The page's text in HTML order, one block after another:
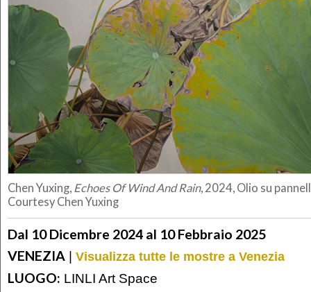
Chen Yuxing, Echoes Of Wind And Rain, 2024, Olio su
Courtesy Chen Yuxing
Dal 10 Dicembre 2024 al 10 Febbraio 2025
VENEZIA | Visualizza tutte le mostre a Venezia
LUOGO: LINLI Art Space